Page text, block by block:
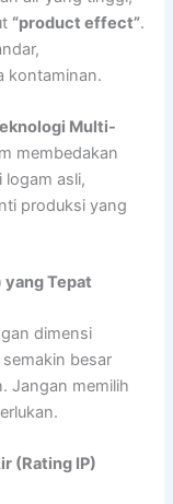
“product effect”.
kontaminan.
Multi-
membedakan
logam asli,
produksi yang
Tepat
dimensi
semakin besar
Jangan memilih
(Rating IP)